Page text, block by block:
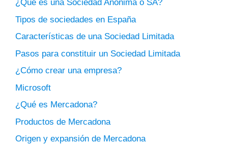
¿Qué es una Sociedad Anónima o SA?
Tipos de sociedades en España
Características de una Sociedad Limitada
Pasos para constituir un Sociedad Limitada
¿Cómo crear una empresa?
Microsoft
¿Qué es Mercadona?
Productos de Mercadona
Origen y expansión de Mercadona